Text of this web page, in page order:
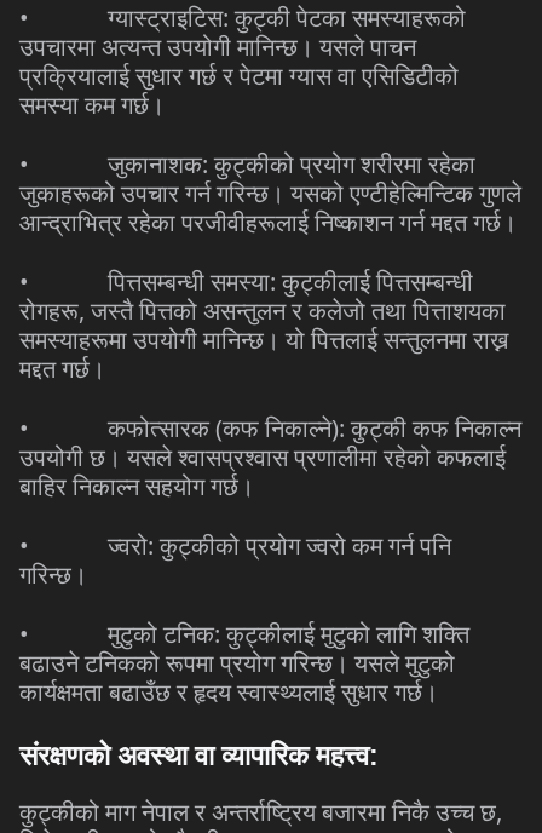
•
ग्यास्ट्राइटिस:कुट्की पेटका समस्याहरूको
उपचारमा अत्यन्त उपयोगी मानिन्छ। यसले पाचन
प्रक्रियालाई सुधार गर्छ र पेटमा ग्यास वा एसिडिटीको
समस्या कम गर्छ।
• जुकानाशक:कुट्कीको प्रयोग शरीरमा रहेका
जुकाहरूको उपचार गर्न गरिन्छ। यसको एण्टीहेल्मिन्टिक गुणले
आन्द्राभित्र रहेका परजीवीहरूलाई निष्काशन गर्न मद्दत गर्छ।
• पित्तसम्बन्धी समस्या:कुट्कीलाई पित्तसम्बन्धी
रोगहरू,जस्तै पित्तको असन्तुलन र कलेजो तथा पित्ताशयका
समस्याहरूमा उपयोगी मानिन्छ। यो पित्तलाई सन्तुलनमा राख्न
मद्दत गर्छ।
• कफोत्सारक(कफ निकाल्ने):कुट्की कफ निकाल्न
उपयोगी छ। यसले श्वासप्रश्वास प्रणालीमा रहेको कफलाई
बाहिर निकाल्न सहयोग गर्छ।
• ज्वरो:कुट्कीको प्रयोग ज्वरो कम गर्न पनि
गरिन्छ।
• मुटुको टनिक:कुट्कीलाई मुटुको लागि शक्ति
बढाउने टनिकको रूपमा प्रयोग गरिन्छ। यसले मुटुको
कार्यक्षमता बढाउँछ र हृदय स्वास्थ्यलाई सुधार गर्छ।
संरक्षणको अवस्था वा व्यापारिक महत्त्व:
कुट्कीको माग नेपाल र अन्तर्राष्ट्रिय बजारमा निकै उच्च छ,